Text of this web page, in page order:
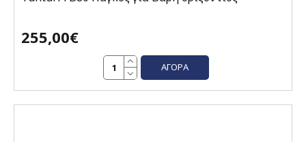
255,00€
ΑΓΟΡΆ